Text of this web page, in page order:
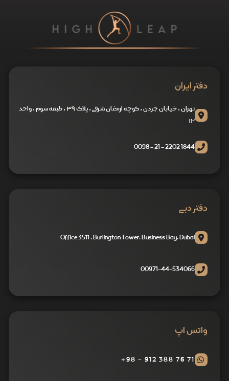
دفتر ایران
تهران ، خیابان جردن ، کوچه ارمغان شرقی ، پلاک ۳۹ ، طبقه سوم ، واحد
۱۲
1844 2202 - 21 - 0098
دفتر دبی
Office 3511 , Burlington Tower, Business Bay, Dubai
00971-44-534066
واتس اپ
71 76 388 912 - 98+